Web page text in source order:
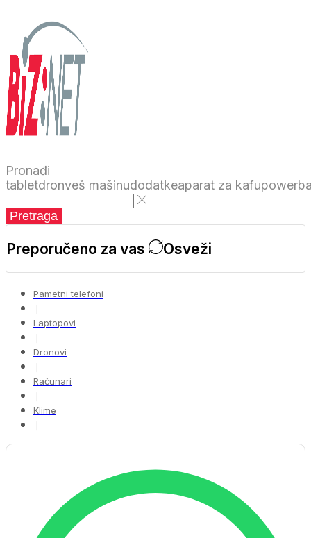
Pronađi
tabletdronveš mašinudodatkeaparat za kafu
Pretraga
Preporučeno za vas Osveži
Pametni telefoni
❘
Laptopovi
❘
Dronovi
❘
Računari
❘
Klime
❘